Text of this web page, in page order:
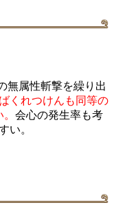
無属性斬撃を繰り出
ばくれつけんも同等の
会心の発生率も考
い。